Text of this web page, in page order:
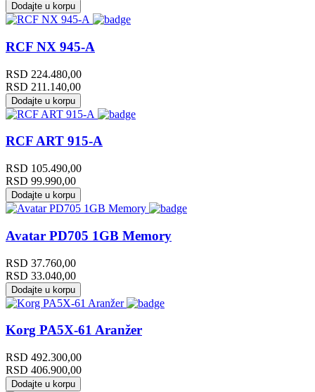
Dodajte u korpu
RCF NX 945-A
RSD 224.480,00
RSD 211.140,00
Dodajte u korpu
RCF ART 915-A
RSD 105.490,00
RSD 99.990,00
Dodajte u korpu
Avatar PD705 1GB Memory
RSD 37.760,00
RSD 33.040,00
Dodajte u korpu
Korg PA5X-61 Aranžer
RSD 492.300,00
RSD 406.900,00
Dodajte u korpu